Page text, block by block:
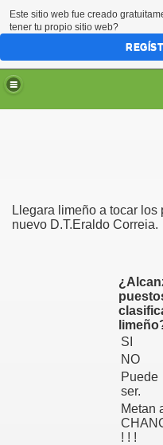
Llegara limeño a tocar
nuevo D.T.Eraldo Correia.
SI
NO
Puede
ser.
Metan
! ! !
Este sitio web fue creado
tener tu propio sitio web?